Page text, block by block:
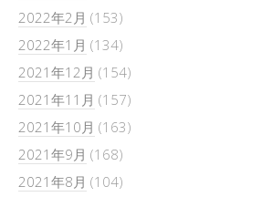
2022年2月 (153)
2022年1月 (134)
2021年12月 (154)
2021年11月 (157)
2021年10月 (163)
2021年9月 (168)
2021年8月 (104)